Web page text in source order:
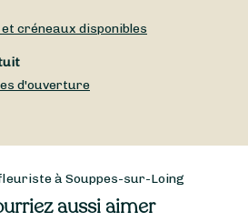
créneaux disponibles
d'ouverture
à Souppes-sur-Loing
aussi aimer